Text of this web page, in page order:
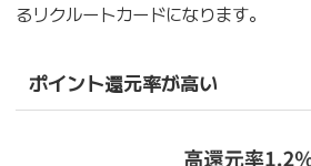
るリクルートカードになります。
ポイント還元率が高い